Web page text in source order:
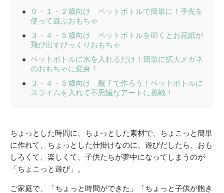
０・１・２歳向け ペットボトルで簡単に！手先を
使って遊ぶおもちゃ
３・４・５歳向け ペットボトルを叩くとお花紙が
飛び出すびっくりおもちゃ
ペットボトルに水を入れるだけ！簡単に拡大メガネ
のおもちゃに変身！
３・４・５歳向け 親子で作ろう！ペットボトルに
スライムを入れて不思議なアートに挑戦！
ちょっとした時間に、ちょっとした素材で、ちょこっと簡単
に作れて、ちょっとした仕掛けなのに、遊びだしたら、おも
しろくて、楽しくて、子供たちが夢中になってしまうのが
「ちょこっと遊び」。
ご家庭で、「ちょっと時間ができた」「ちょっと子供が飽き